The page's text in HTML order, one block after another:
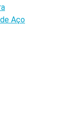
Aço